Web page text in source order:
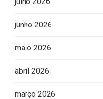
junho 2026
maio 2026
abril 2026
março 2026